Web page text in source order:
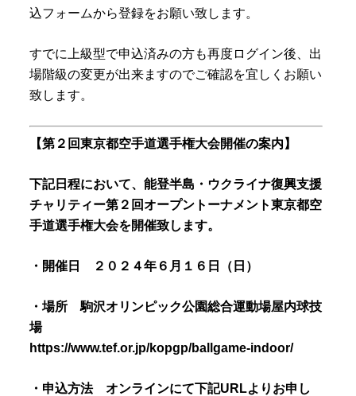
込フォームから登録をお願い致します。
すでに上級型で申込済みの方も再度ログイン後、出
場階級の変更が出来ますのでご確認を宜しくお願い
致します。
【第２回東京都空手道選手権大会開催の案内】
下記日程において、能登半島・ウクライナ復興支援
チャリティー第２回オープントーナメント東京都空
手道選手権大会を開催致します。
・開催日 ２０２４年６月１６日（日）
・場所 駒沢オリンピック公園総合運動場屋内球技
場
https://www.tef.or.jp/kopgp/ballgame-indoor/
・申込方法 オンラインにて下記URLよりお申し